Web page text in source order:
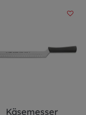
Käsemesser